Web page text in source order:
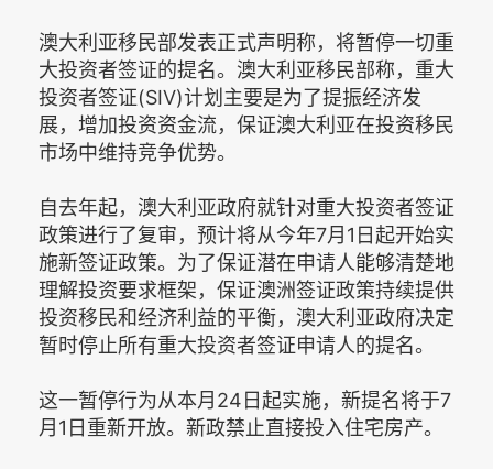
澳大利亚移民部发表正式声明称，将暂停一切重
大投资者签证的提名。澳大利亚移民部称，重大
投资者签证(SIV)计划主要是为了提振经济发
展，增加投资资金流，保证澳大利亚在投资移民
市场中维持竞争优势。
自去年起，澳大利亚政府就针对重大投资者签证
政策进行了复审，预计将从今年7月1日起开始实
施新签证政策。为了保证潜在申请人能够清楚地
理解投资要求框架，保证澳洲签证政策持续提供
投资移民和经济利益的平衡，澳大利亚政府决定
暂时停止所有重大投资者签证申请人的提名。
这一暂停行为从本月24日起实施，新提名将于7
月1日重新开放。新政禁止直接投入住宅房产。